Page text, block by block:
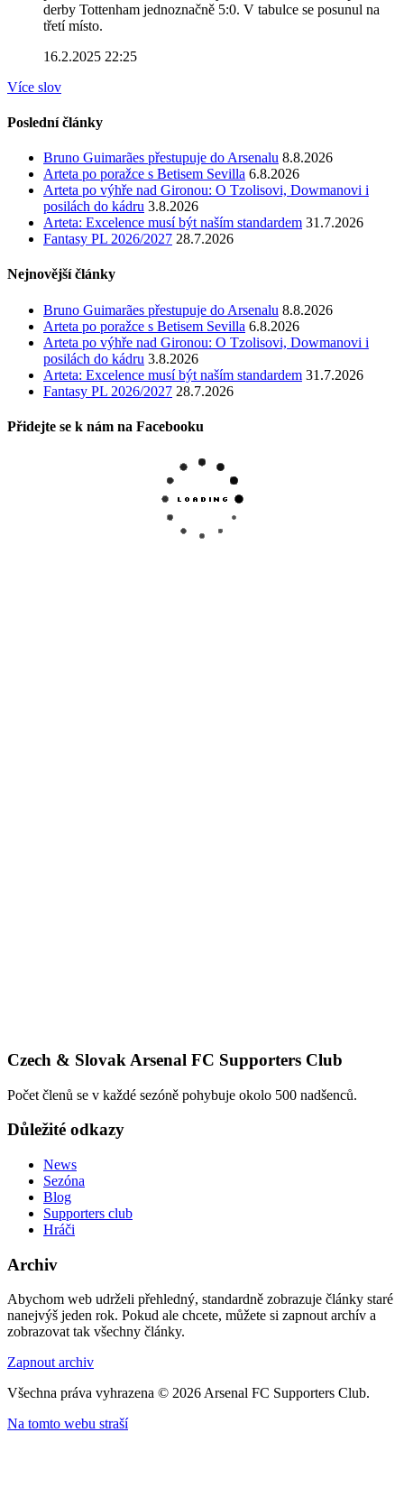
derby Tottenham jednoznačně 5:0. V tabulce se posunul na
třetí místo.
16.2.2025 22:25
Více slov
Poslední články
Bruno Guimarães přestupuje do Arsenalu 8.8.2026
Arteta po poražce s Betisem Sevilla 6.8.2026
Arteta po výhře nad Gironou: O Tzolisovi, Dowmanovi i
posilách do kádru 3.8.2026
Arteta: Excelence musí být naším standardem 31.7.2026
Fantasy PL 2026/2027 28.7.2026
Nejnovější články
Bruno Guimarães přestupuje do Arsenalu 8.8.2026
Arteta po poražce s Betisem Sevilla 6.8.2026
Arteta po výhře nad Gironou: O Tzolisovi, Dowmanovi i
posilách do kádru 3.8.2026
Arteta: Excelence musí být naším standardem 31.7.2026
Fantasy PL 2026/2027 28.7.2026
Přidejte se k nám na Facebooku
Czech & Slovak Arsenal FC Supporters Club
Počet členů se v každé sezóně pohybuje okolo 500 nadšenců.
Důležité odkazy
News
Sezóna
Blog
Supporters club
Hráči
Archiv
Abychom web udrželi přehledný, standardně zobrazuje články staré
nanejvýš jeden rok. Pokud ale chcete, můžete si zapnout archív a
zobrazovat tak všechny články.
Zapnout archiv
Všechna práva vyhrazena © 2026 Arsenal FC Supporters Club.
Na tomto webu straší